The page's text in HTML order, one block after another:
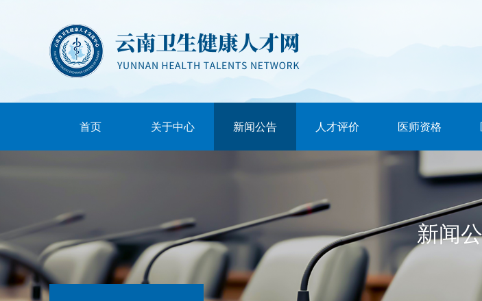
首页 关于中心 新闻公告 人才评价 医师资格
新闻